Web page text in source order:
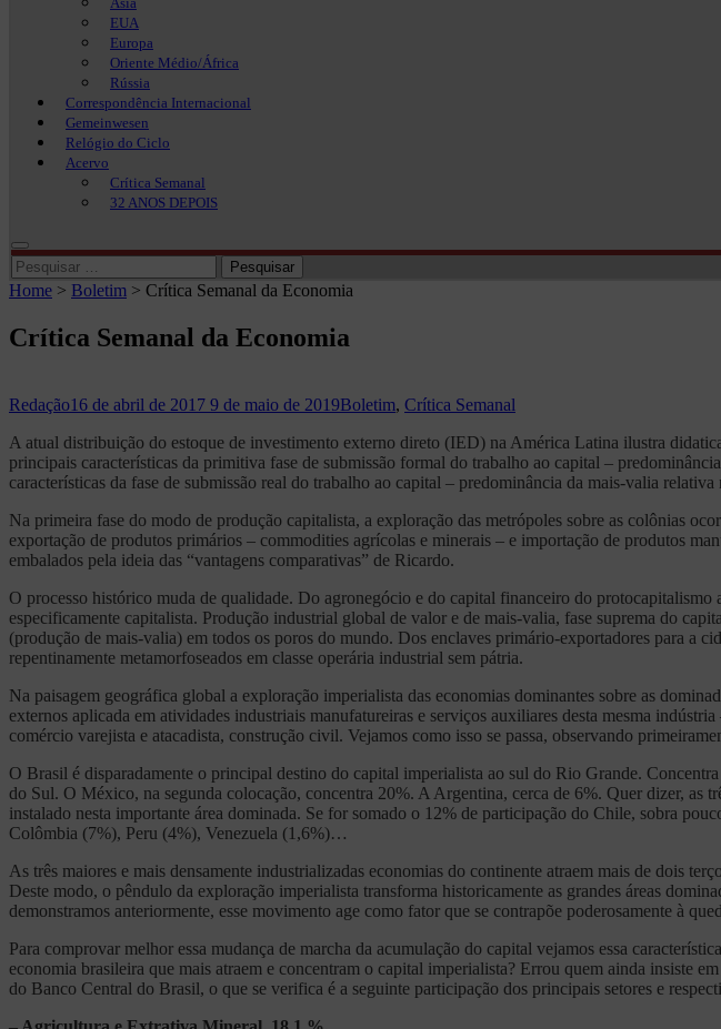
EUA
Europa
Oriente Médio/África
Rússia
Correspondência Internacional
Gemeinwesen
Relógio do Ciclo
Acervo
Crítica Semanal
32 ANOS DEPOIS
Pesquisar
por:
Home > Boletim > Crítica Semanal da Economia
Crítica Semanal da Economia
Redação16 de abril de 2017 9 de maio de 2019Boletim, Crítica Semanal
A atual distribuição do estoque de investimento externo direto (IED) na América Latina ilustra
principais características da primitiva fase de submissão formal do trabalho ao capital –
características da fase de submissão real do trabalho ao capital – predominância da mais-valia relativa
Na primeira fase do modo de produção capitalista, a exploração das metrópoles sobre as colônias
exportação de produtos primários – commodities agrícolas e minerais – e importação de produtos
embalados pela ideia das “vantagens comparativas” de Ricardo.
O processo histórico muda de qualidade. Do agronegócio e do capital financeiro do
especificamente capitalista. Produção industrial global de valor e de mais-valia, fase suprema do
(produção de mais-valia) em todos os poros do mundo. Dos enclaves primário-exportadores para a
repentinamente metamorfoseados em classe operária industrial sem pátria.
Na paisagem geográfica global a exploração imperialista das economias dominantes sobre as
externos aplicada em atividades industriais manufatureiras e serviços auxiliares desta mesma
comércio varejista e atacadista, construção civil. Vejamos como isso se passa, observando
O Brasil é disparadamente o principal destino do capital imperialista ao sul do Rio Grande.
do Sul. O México, na segunda colocação, concentra 20%. A Argentina, cerca de 6%. Quer dizer,
instalado nesta importante área dominada. Se for somado o 12% de participação do Chile, sobra
Colômbia (7%), Peru (4%), Venezuela (1,6%)…
As três maiores e mais densamente industrializadas economias do continente atraem mais de dois
Deste modo, o pêndulo da exploração imperialista transforma historicamente as grandes áreas
demonstramos anteriormente, esse movimento age como fator que se contrapõe poderosamente à
Para comprovar melhor essa mudança de marcha da acumulação do capital vejamos essa
economia brasileira que mais atraem e concentram o capital imperialista? Errou quem ainda insiste
do Banco Central do Brasil, o que se verifica é a seguinte participação dos principais setores e